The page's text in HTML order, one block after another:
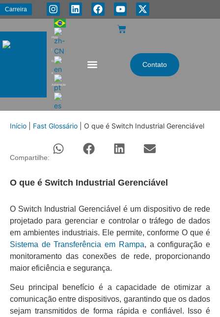
Carreira
PMA
|
Energia
e
Automação
Contato
Início Fast Glossário O que é Switch Industrial Gerenciável
Compartilhe:
O que é Switch Industrial Gerenciável
O Switch Industrial Gerenciável é um dispositivo de rede
projetado para gerenciar e controlar o tráfego de dados
em ambientes industriais. Ele permite, conforme O que é
Sistema de Transferência em Rampa, a configuração e
monitoramento das conexões de rede, proporcionando
maior eficiência e segurança.
Seu principal benefício é a capacidade de otimizar a
comunicação entre dispositivos, garantindo que os dados
sejam transmitidos de forma rápida e confiável. Isso é